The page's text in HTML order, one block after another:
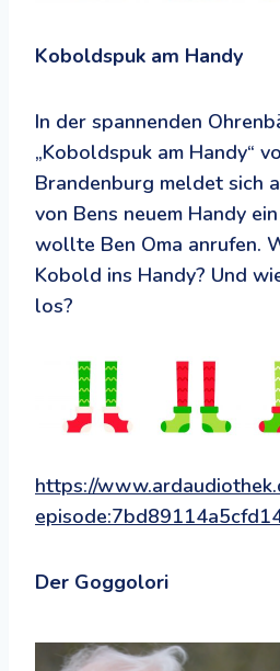
Koboldspuk am Handy
In der spannenden
„Koboldspuk am Handy“
Brandenburg meldet sich
von Bens neuem Handy
wollte Ben Oma anrufen.
Kobold ins Handy? Und
los?
https://
Der Goggolori